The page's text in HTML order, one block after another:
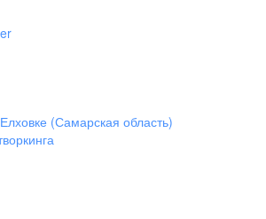
(Самарская область)